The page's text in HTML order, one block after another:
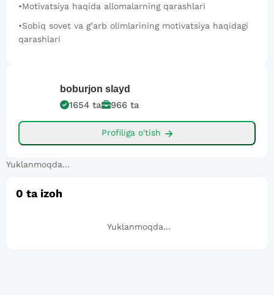
•Motivatsiya haqida allomalarning qarashlari
•Sobiq sovet va g’arb olimlarining motivatsiya haqidagi
qarashlari
boburjon slayd
1654 ta 966 ta
Profiliga o'tish
Yuklanmoqda...
0 ta izoh
Yuklanmoqda...